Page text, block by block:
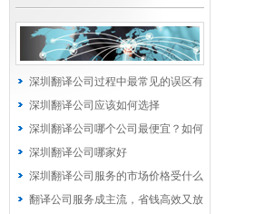
深圳翻译公司过程中最常见的误区有
哪些？
深圳翻译公司应该如何选择
深圳翻译公司哪个公司最便宜？如何
选择价格优惠的公司
深圳翻译公司哪家好
深圳翻译公司服务的市场价格受什么
因素影响
翻译公司服务成主流，省钱高效又放